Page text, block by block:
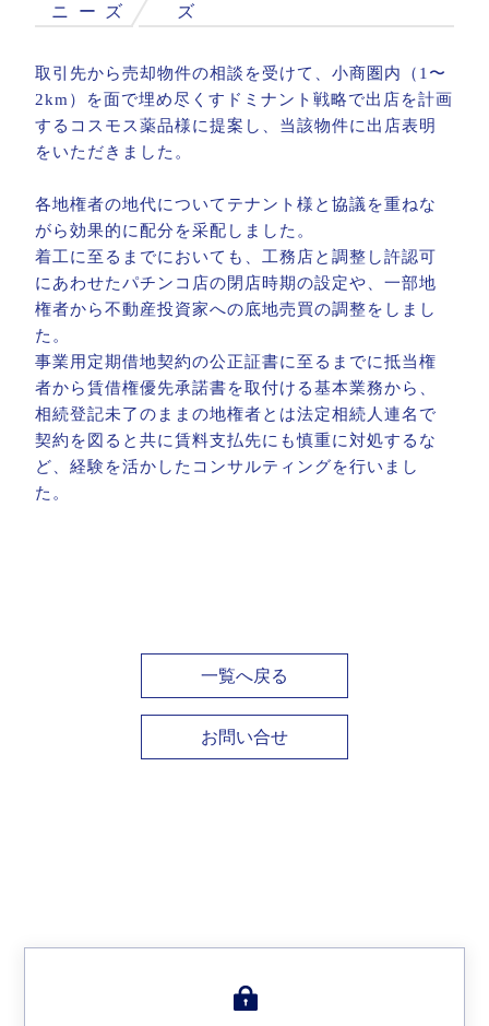
ニ ー ズ
ズ
取引先から売却物件の相談を受けて、小商圏内（1〜
2km）を面で埋め尽くすドミナント戦略で出店を計画
するコスモス薬品様に提案し、当該物件に出店表明
をいただきました。
各地権者の地代についてテナント様と協議を重ねな
がら効果的に配分を采配しました。
着工に至るまでにおいても、工務店と調整し許認可
にあわせたパチンコ店の閉店時期の設定や、一部地
権者から不動産投資家への底地売買の調整をしまし
た。
事業用定期借地契約の公正証書に至るまでに抵当権
者から賃借権優先承諾書を取付ける基本業務から、
相続登記未了のままの地権者とは法定相続人連名で
契約を図ると共に賃料支払先にも慎重に対処するな
ど、経験を活かしたコンサルティングを行いまし
た。
一覧へ戻る
お問い合せ